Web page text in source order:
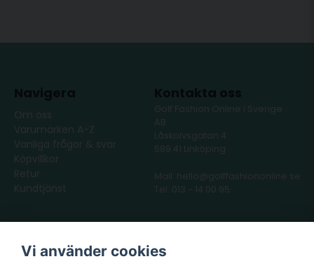
Om oss
Varumärken A-Z
Vanliga frågor & svar
Köpvillkor
Retur
Kundtjänst
Golf Fashion Online i Sverige
AB
Låskolvsgatan 4
589 41 Linköping
Mail: hello@golffashiononline.se
Tel: 013 - 14 00 95
Facebook
Vi använder cookies